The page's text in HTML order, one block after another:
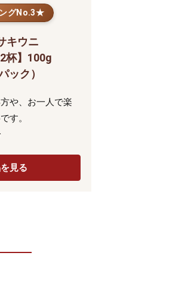
グNo.3★
キウニ
杯】100g
ック）
や、お一人で楽
す。
見る